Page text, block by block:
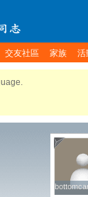
交友社區 家族 活